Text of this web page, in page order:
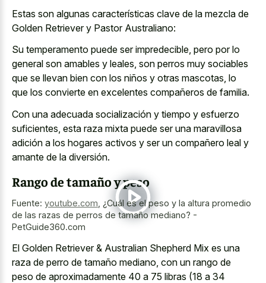
Estas son algunas características clave de la mezcla de
Golden Retriever y Pastor Australiano:
Su temperamento puede ser impredecible, pero por lo
general son amables y leales, son perros muy sociables
que se llevan bien con los niños y otras mascotas, lo
que los convierte en excelentes compañeros de familia.
Con una adecuada socialización y tiempo y esfuerzo
suficientes, esta raza mixta puede ser una maravillosa
adición a los hogares activos y ser un compañero leal y
amante de la diversión.
Rango de tamaño y peso
Fuente: youtube.com ¿Cuál es el peso y la altura promedio
de las razas de perros de tamaño mediano? -
PetGuide360.com
El Golden Retriever & Australian Shepherd Mix es una
raza de perro de tamaño mediano, con un rango de
peso de aproximadamente 40 a 75 libras (18 a 34